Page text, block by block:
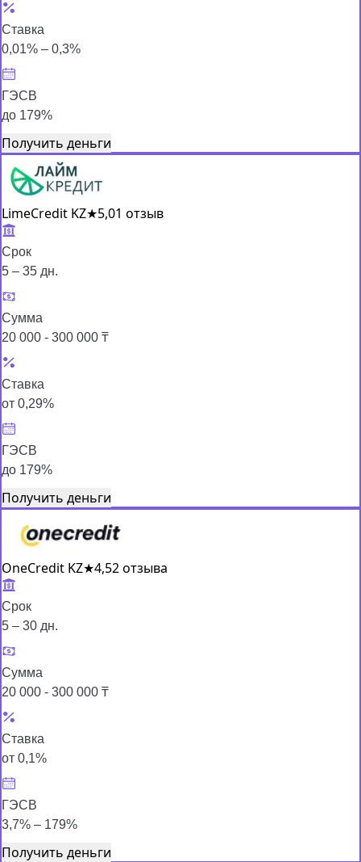
Ставка
0,01% – 0,3%
ГЭСВ
до 179%
Получить деньги
LimeCredit KZ★5,01 отзыв
Срок
5 – 35 дн.
Сумма
20 000 - 300 000 ₸
Ставка
от 0,29%
ГЭСВ
до 179%
Получить деньги
OneCredit KZ★4,52 отзыва
Срок
5 – 30 дн.
Сумма
20 000 - 300 000 ₸
Ставка
от 0,1%
ГЭСВ
3,7% – 179%
Получить деньги